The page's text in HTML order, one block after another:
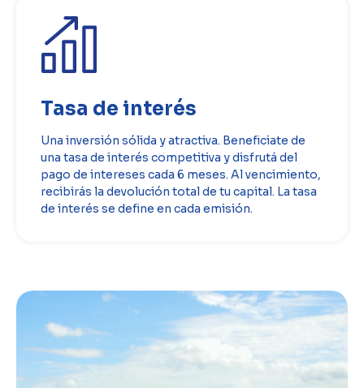
Tasa de interés
Una inversión sólida y atractiva. Beneficiate de
una tasa de interés competitiva y disfrutá del
pago de intereses cada 6 meses. Al vencimiento,
recibirás la devolución total de tu capital. La tasa
de interés se define en cada emisión.